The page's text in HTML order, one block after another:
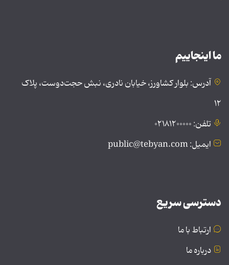
ما اینجاییم
آدرس: بلوار کشاورز، خیابان نادری، نبش حجت‌دوست، پلاک
۱۲
تلفن: ۰۲۱۸۱۲۰۰۰۰۰
ایمیل: public@tebyan.com
دسترسی سریع
ارتباط با ما
درباره ما